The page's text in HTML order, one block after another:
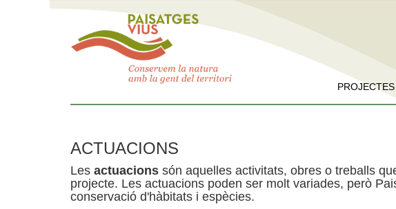
PROJECTES
ACTUACIONS
Les actuacions són aquelles activitats, obres o treballs
projecte. Les actuacions poden ser molt variades, però
conservació d'hàbitats i espècies.